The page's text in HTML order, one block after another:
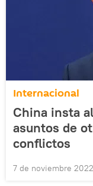
Internacional
China insta
asuntos de
conflictos
7 de noviembre